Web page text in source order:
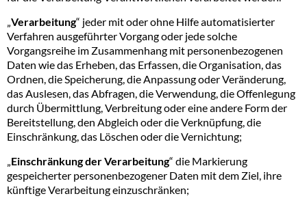
„Verarbeitung“ jeder mit oder ohne Hilfe automatisierter
Verfahren ausgeführter Vorgang oder jede solche
Vorgangsreihe im Zusammenhang mit personenbezogenen
Daten wie das Erheben, das Erfassen, die Organisation, das
Ordnen, die Speicherung, die Anpassung oder Veränderung,
das Auslesen, das Abfragen, die Verwendung, die Offenlegung
durch Übermittlung, Verbreitung oder eine andere Form der
Bereitstellung, den Abgleich oder die Verknüpfung, die
Einschränkung, das Löschen oder die Vernichtung;
„Einschränkung der Verarbeitung“ die Markierung
gespeicherter personenbezogener Daten mit dem Ziel, ihre
künftige Verarbeitung einzuschränken;